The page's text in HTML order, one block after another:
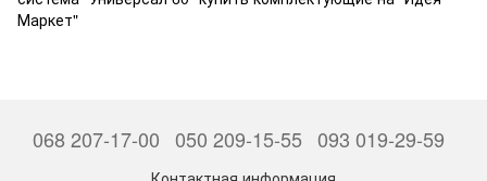
Маркет"
068 207-17-00 050 209-15-55 093 019-29-59